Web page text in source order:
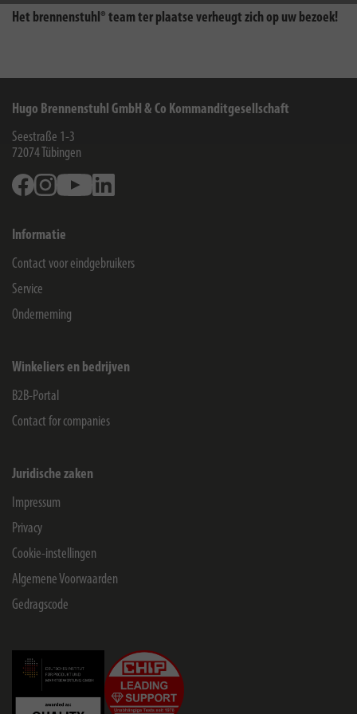
Het brennenstuhl® team ter plaatse verheugt zich op uw bezoek!
Hugo Brennenstuhl GmbH & Co Kommanditgesellschaft
Seestraße 1-3
72074 Tübingen
FacebookInstagramYoutube
Informatie
Contact voor eindgebruikers
Service
Onderneming
Winkeliers en bedrijven
B2B-Portal
Contact for companies
Juridische zaken
Impressum
Privacy
Cookie-instellingen
Algemene Voorwaarden
Gedragscode